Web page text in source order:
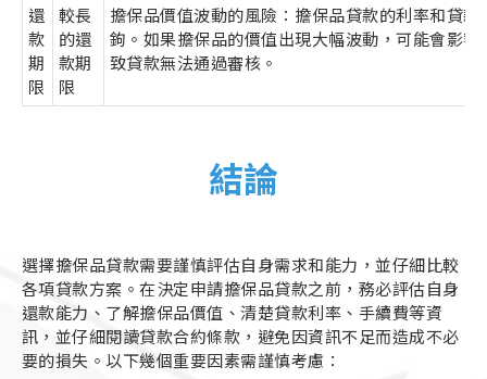
還
款
期
限
較長
的還
款期
限
擔保品價值波動的風險：擔保品貸款的利率和貸
鉤。如果擔保品的價值出現大幅波動，可能會影
致貸款無法通過審核。
結論
選擇擔保品貸款需要謹慎評估自身需求和能力，並仔細比較
各項貸款方案。在決定申請擔保品貸款之前，務必評估自身
還款能力、了解擔保品價值、清楚貸款利率、手續費等資
訊，並仔細閱讀貸款合約條款，避免因資訊不足而造成不必
要的損失。以下幾個重要因素需謹慎考慮：